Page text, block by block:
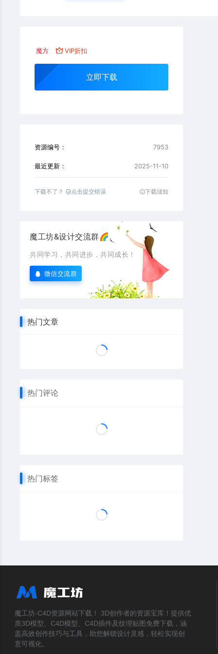
魔方 VIP折扣
立即下载
资源编号： 7953
最近更新： 2025-11-10
下载不了？ 点击提交错误 下载须知
魔工坊&设计交流群🌈
共同学习，共同进步，共同成长！
微信交流群
热门文章
热门评论
热门标签
魔工坊-C4D资源网站下载！ 3D创作者的资源宝库！提供优
质3D模型、C4D模型、C4D插件及纹理贴图免费下载，涵
盖高效创作技巧与工具，助您解锁设计灵感，轻松实现创
意可视化。